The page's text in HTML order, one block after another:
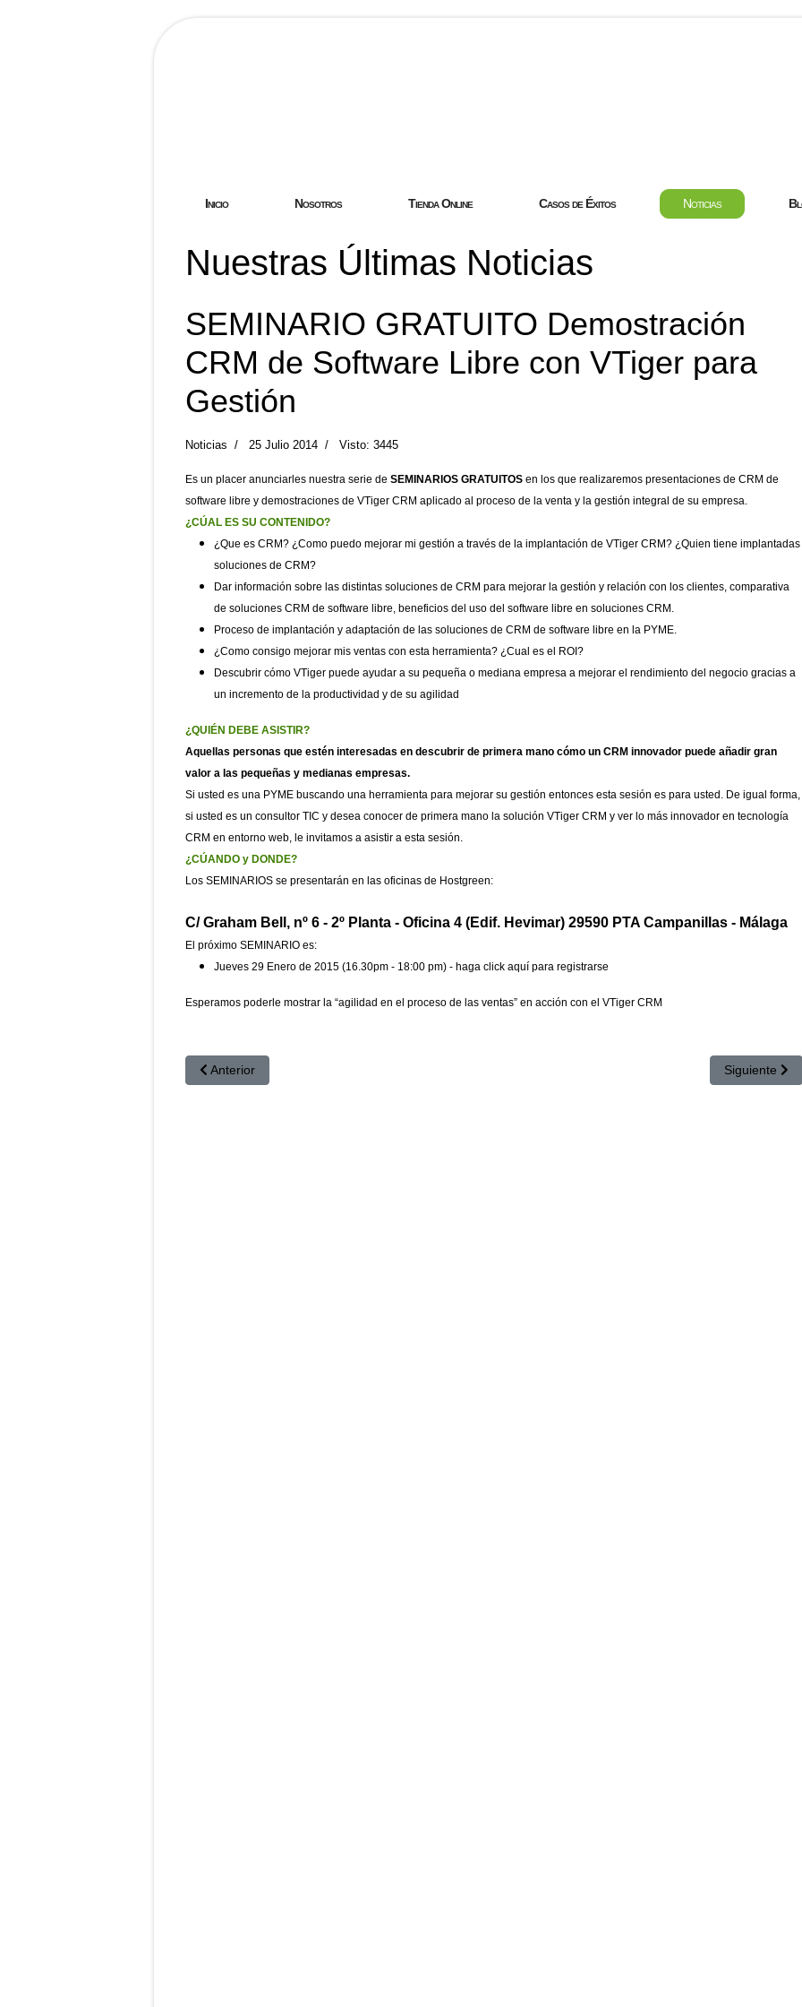
Inicio Nosotros Tienda Online Casos de Éxitos Noticias
Nuestras Últimas Noticias
SEMINARIO GRATUITO Demostración
CRM de Software Libre con VTiger para
Gestión
Noticias 25 Julio 2014 Visto: 3445
Es un placer anunciarles nuestra serie de SEMINARIOS GRATUITOS en los que realizaremos presentaciones de CRM de
software libre y demostraciones de VTiger CRM aplicado al proceso de la venta y la gestión integral de su empresa.
¿CÚAL ES SU CONTENIDO?
¿Que es CRM? ¿Como puedo mejorar mi gestión a través de la implantación de VTiger CRM? ¿Quien tiene implantadas
soluciones de CRM?
Dar información sobre las distintas soluciones de CRM para mejorar la gestión y relación con los clientes, comparativa
de soluciones CRM de software libre, beneficios del uso del software libre en soluciones CRM.
Proceso de implantación y adaptación de las soluciones de CRM de software libre en la PYME.
¿Como consigo mejorar mis ventas con esta herramienta? ¿Cual es el ROI?
Descubrir cómo VTiger puede ayudar a su pequeña o mediana empresa a mejorar el rendimiento del negocio gracias a
un incremento de la productividad y de su agilidad
¿QUIÉN DEBE ASISTIR?
Aquellas personas que estén interesadas en descubrir de primera mano cómo un CRM innovador puede añadir gran
valor a las pequeñas y medianas empresas.
Si usted es una PYME buscando una herramienta para mejorar su gestión entonces esta sesión es para usted. De igual forma,
si usted es un consultor TIC y desea conocer de primera mano la solución VTiger CRM y ver lo más innovador en tecnología
CRM en entorno web, le invitamos a asistir a esta sesión.
¿CÚANDO y DONDE?
Los SEMINARIOS se presentarán en las oficinas de Hostgreen:
C/ Graham Bell, nº 6 - 2º Planta - Oficina 4 (Edif. Hevimar) 29590 PTA Campanillas - Málaga
El próximo SEMINARIO es:
Jueves 29 Enero de 2015 (16.30pm - 18:00 pm) - haga click aquí para registrarse
Esperamos poderle mostrar la “agilidad en el proceso de las ventas” en acción con el VTiger CRM
Artículo anterior: Hostgreen: VISITA para SEMINARIO GRATUITO de Software Libre CRM para la gestión
Anterior Artículo
Siguiente